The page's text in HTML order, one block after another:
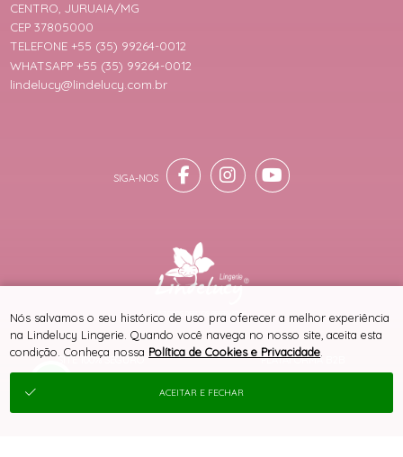
SITE 100% SEGURO PLATAFORMA B2B
CENTRO, JURUAIA/MG
CEP 37805000
TELEFONE +55 (35) 99264-0012
WHATSAPP +55 (35) 99264-0012
lindelucy@lindelucy.com.br
® TODOS DIREITOS RESERVADOS
Nós salvamos o seu histórico de uso pra oferecer a melhor experiência
na Lindelucy Lingerie. Quando você navega no nosso site, aceita esta
condição. Conheça nossa Política de Cookies e Privacidade
ACEITAR E FECHAR